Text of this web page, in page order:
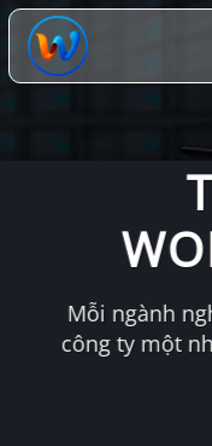
Chuyển
đến
dung
Mỗi ngành
công ty một